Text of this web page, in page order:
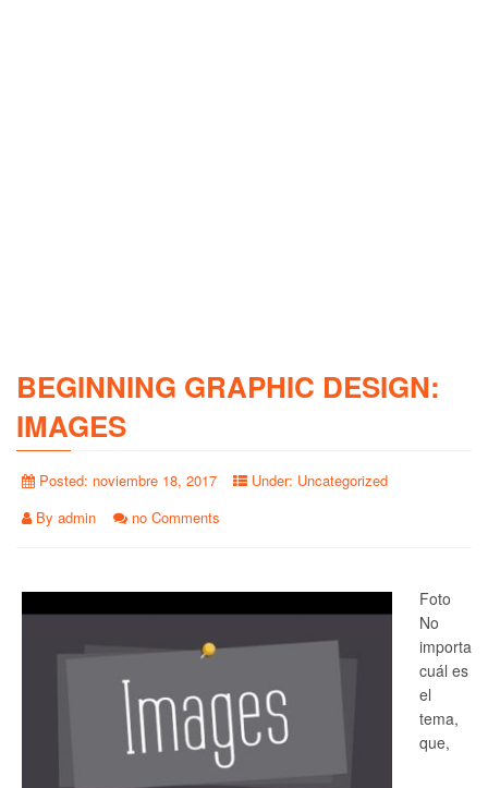
BEGINNING GRAPHIC DESIGN:
IMAGES
Posted: noviembre 18, 2017 Under: Uncategorized
By admin no Comments
Foto
No
importa
cuál es
el
tema,
que,